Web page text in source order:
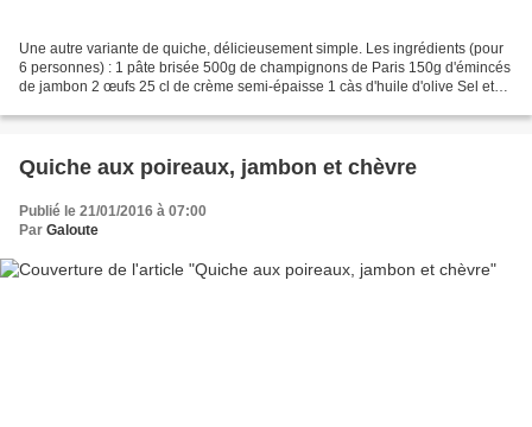
Une autre variante de quiche, délicieusement simple. Les ingrédients (pour
6 personnes) : 1 pâte brisée 500g de champignons de Paris 150g d'émincés
de jambon 2 œufs 25 cl de crème semi-épaisse 1 càs d'huile d'olive Sel et
Quiche aux poireaux, jambon et chèvre
Publié le 21/01/2016 à 07:00
Par Galoute